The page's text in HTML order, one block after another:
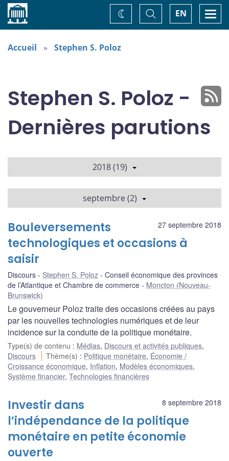
Accueil EN
Basculer
la
recherche
Changez
de
Accueil Stephen S. Poloz
Stephen S. Poloz -
Dernières parutions
2018 (19)
septembre (2)
27 septembre 2018
Bouleversements
technologiques et occasions à
saisir
Discours Stephen S. Poloz
Conseil économique des provinces
de l’Atlantique et Chambre de commerce
Moncton (Nouveau-
Brunswick)
Le gouverneur Poloz traite des occasions créées au pays
par les nouvelles technologies numériques et de leur
incidence sur la conduite de la politique monétaire.
Type(s) de contenu : Médias, Discours et activités publiques,
Discours
Thème(s) : Politique monétaire, Économie /
Croissance économique, Inflation, Modèles économiques,
Système financier, Technologies financières
8 septembre 2018
Investir dans
l’indépendance de la politique
monétaire en petite économie
ouverte